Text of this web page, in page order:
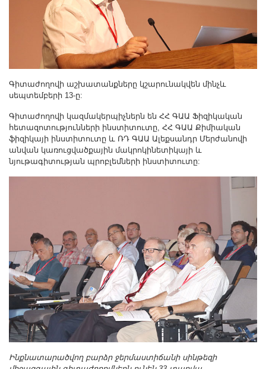
Գիտաժողովի աշխատանքները կշարունակվեն մինչև
սեպտեմբերի 13-ը:
Գիտաժողովի կազմակերպիչներն են ՀՀ ԳԱԱ Ֆիզիկական
հետազոտությունների ինստիտուտը, ՀՀ ԳԱԱ Քիմիական
ֆիզիկայի ինստիտուտը և ՌԴ ԳԱԱ Ալեքսանդր Մերժանովի
անվան կառուցվածքային մակրոկինետիկայի և
նյութագիտության պրոբլեմների ինստիտուտը:
Ինքնատարածվող բարձր ջերմաստիճանի սինթեզի